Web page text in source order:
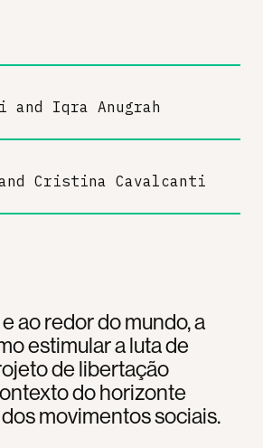
ao redor do mundo, a
estimular a luta de
de libertação
do horizonte
movimentos sociais.
and Iqra Anugrah
Cristina Cavalcanti